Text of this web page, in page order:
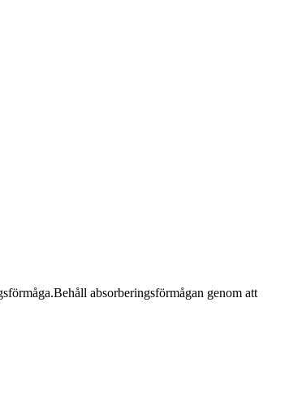
absorberingsförmågan genom att